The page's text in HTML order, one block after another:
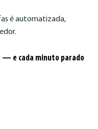
é automatizada,
— e cada minuto parado